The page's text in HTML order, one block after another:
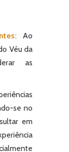
Ao
Véu da
as
se no
em